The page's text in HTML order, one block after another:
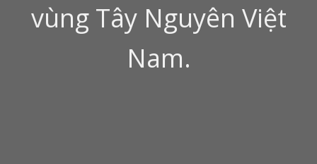
vùng Tây Nguyên Việt
Nam.